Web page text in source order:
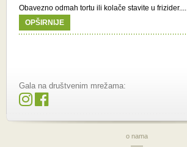
Obavezno odmah tortu ili kolače stavite u frizider....
OPŠIRNIJE
Gala na društvenim mrežama:
o nama